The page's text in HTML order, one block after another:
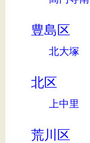
豊島区
北大塚
北区
上中里
荒川区